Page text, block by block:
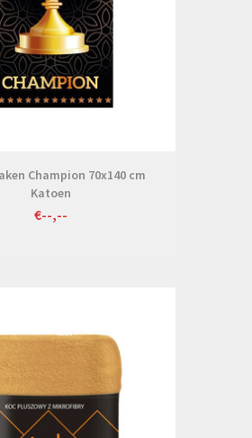
Champion 70x140 cm
Katoen
€--,--